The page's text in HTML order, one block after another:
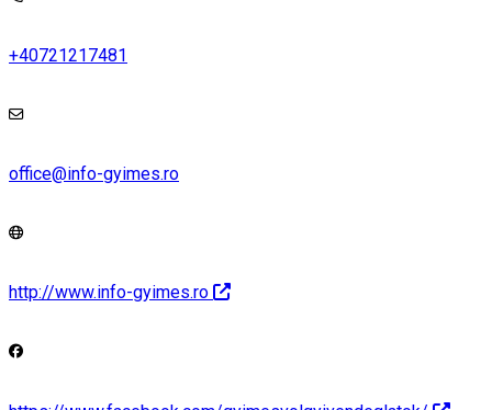
+40721217481
office@info-gyimes.ro
http://www.info-gyimes.ro